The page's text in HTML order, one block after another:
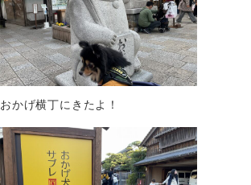
おかげ横丁にきたよ！